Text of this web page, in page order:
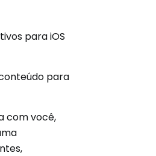
para iOS
para
com você,